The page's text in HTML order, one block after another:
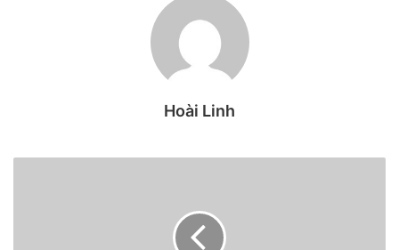
Các mẫu iPhone 12 Mini và iPhone 12 Pro Max – màn hình
5,4 inch và 6,7 inch có màn hình OLED dẻo do Samsung
độc quyền cung cấp với mô-đun cảm ứng tích hợp Y-Octa.
Nguồn cung cấp màn hình OLED 6,1 inch được chia sẻ với
LG, giúp “Nhà Táo” giảm bớt phần nào chi phí.
Hoài Linh